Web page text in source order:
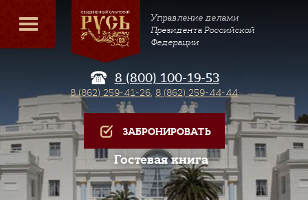
Управление делами
Президента Российской
Федерации
8 (800) 100-19-53
8 (862) 259-41-26, 8 (862) 259-44-44
ЗАБРОНИРОВАТЬ
Гостевая книга